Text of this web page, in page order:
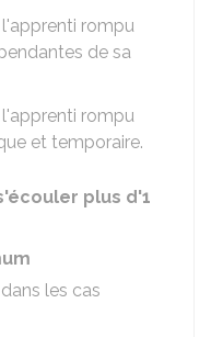
rompu
de sa
rompu
et temporaire.
plus d'1
dans les cas